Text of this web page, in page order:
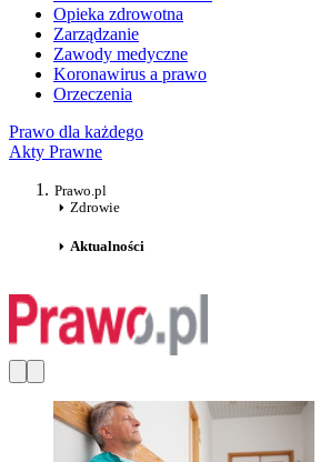
Opieka zdrowotna
Zarządzanie
Zawody medyczne
Koronawirus a prawo
Orzeczenia
Prawo dla każdego
Akty Prawne
Prawo.pl
Zdrowie
Aktualności